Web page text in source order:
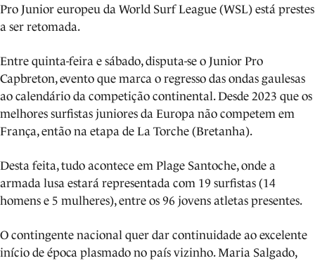
Pro Junior europeu da World Surf League (WSL) está prestes
a ser retomada.
Entre quinta-feira e sábado, disputa-se o Junior Pro
Capbreton, evento que marca o regresso das ondas gaulesas
ao calendário da competição continental. Desde 2023 que os
melhores surfistas juniores da Europa não competem em
França, então na etapa de La Torche (Bretanha).
Desta feita, tudo acontece em Plage Santoche, onde a
armada lusa estará representada com 19 surfistas (14
homens e 5 mulheres), entre os 96 jovens atletas presentes.
O contingente nacional quer dar continuidade ao excelente
início de época plasmado no país vizinho. Maria Salgado,